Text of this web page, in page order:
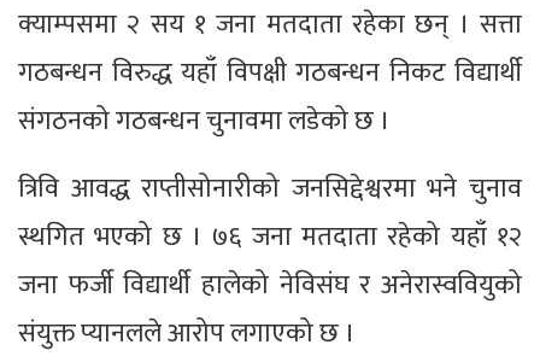
क्याम्पसमा २ सय १ जना मतदाता रहेका छन् । सत्ता
गठबन्धन विरुद्ध यहाँ विपक्षी गठबन्धन निकट विद्यार्थी
संगठनको गठबन्धन चुनावमा लडेको छ ।
त्रिवि आवद्ध राप्तीसोनारीको जनसिद्देश्वरमा भने चुनाव
स्थगित भएको छ । ७६ जना मतदाता रहेको यहाँ १२
जना फर्जी विद्यार्थी हालेको नेविसंघ र अनेरास्ववियुको
संयुक्त प्यानलले आरोप लगाएको छ ।